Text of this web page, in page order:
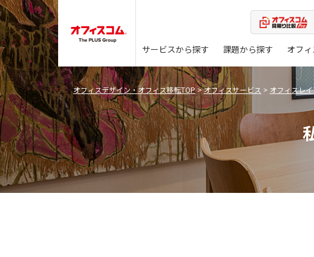
サービスから探す 課題から探す オフ
オフィスデザイン・オフィス移転TOP>オフィスサービス > オフィスレ